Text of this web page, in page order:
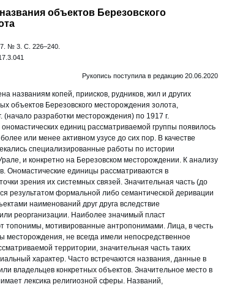
объектов Березовского
№ 3. С. 226–240.
Рукопись поступила в редакцию 20.06.2020
названиям копей, приисков, рудников, жил и других
объектов Березовского месторождения золота,
(начало разработки месторождения) по 1917 г.
единиц рассматриваемой группы появилось
или менее активном узусе до сих пор. В качестве
специализированные работы по истории
и конкретно на Березовском месторождении. К анализу
Ономастические единицы рассматриваются в
зрения их системных связей. Значительная часть (до
результатом формальной либо семантической деривации
наименований друг друга вследствие
реорганизации. Наиболее значимый пласт
топонимы, мотивированные антропонимами. Лица, в честь
месторождения, не всегда имели непосредственное
территории, значительная часть таких
характер. Часто встречаются названия, данные в
владельцев конкретных объектов. Значительное место в
лексика религиозной сферы. Названий,